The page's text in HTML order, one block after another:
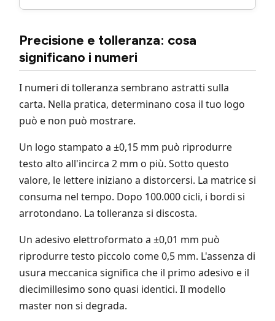
Precisione e tolleranza: cosa
significano i numeri
I numeri di tolleranza sembrano astratti sulla
carta. Nella pratica, determinano cosa il tuo logo
può e non può mostrare.
Un logo stampato a ±0,15 mm può riprodurre
testo alto all'incirca 2 mm o più. Sotto questo
valore, le lettere iniziano a distorcersi. La matrice si
consuma nel tempo. Dopo 100.000 cicli, i bordi si
arrotondano. La tolleranza si discosta.
Un adesivo elettroformato a ±0,01 mm può
riprodurre testo piccolo come 0,5 mm. L'assenza di
usura meccanica significa che il primo adesivo e il
diecimillesimo sono quasi identici. Il modello
master non si degrada.